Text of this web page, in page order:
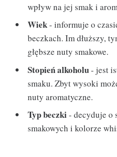
wpływ na jej smak i
Wiek- informuje o
beczkach. Im dłuższy,
głębsze nuty smakowe.
Stopień alkoholu- jest
smaku. Zbyt wysoki
nuty aromatyczne.
Typ beczki- decyduje o
smakowych i kolorze